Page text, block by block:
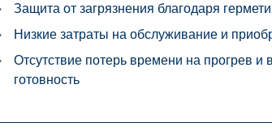
Защита от загрязнения благодаря
Низкие затраты на обслуживание и
Отсутствие потерь времени на прогрев и
готовность